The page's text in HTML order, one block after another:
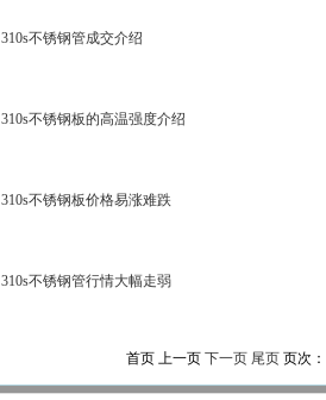
310s不锈钢管成交介绍
310s不锈钢板的高温强度介绍
310s不锈钢板价格易涨难跌
310s不锈钢管行情大幅走弱
首页 上一页 下一页 尾页 页次：